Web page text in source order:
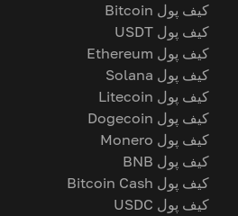
کیف پول Bitcoin
کیف پول USDT
کیف پول Ethereum
کیف پول Solana
کیف پول Litecoin
کیف پول Dogecoin
کیف پول Monero
کیف پول BNB
کیف پول Bitcoin Cash
کیف پول USDC